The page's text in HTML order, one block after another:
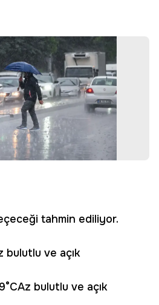
tahmin ediliyor.
bulutlu ve açık
bulutlu ve açık